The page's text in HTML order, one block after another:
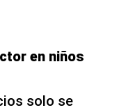
en niños
solo se